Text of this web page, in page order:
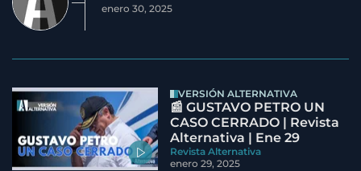
enero 30, 2025
VERSIÓN ALTERNATIVA
📰 GUSTAVO PETRO UN
CASO CERRADO | Revista
Alternativa | Ene 29
Revista Alternativa
enero 29, 2025